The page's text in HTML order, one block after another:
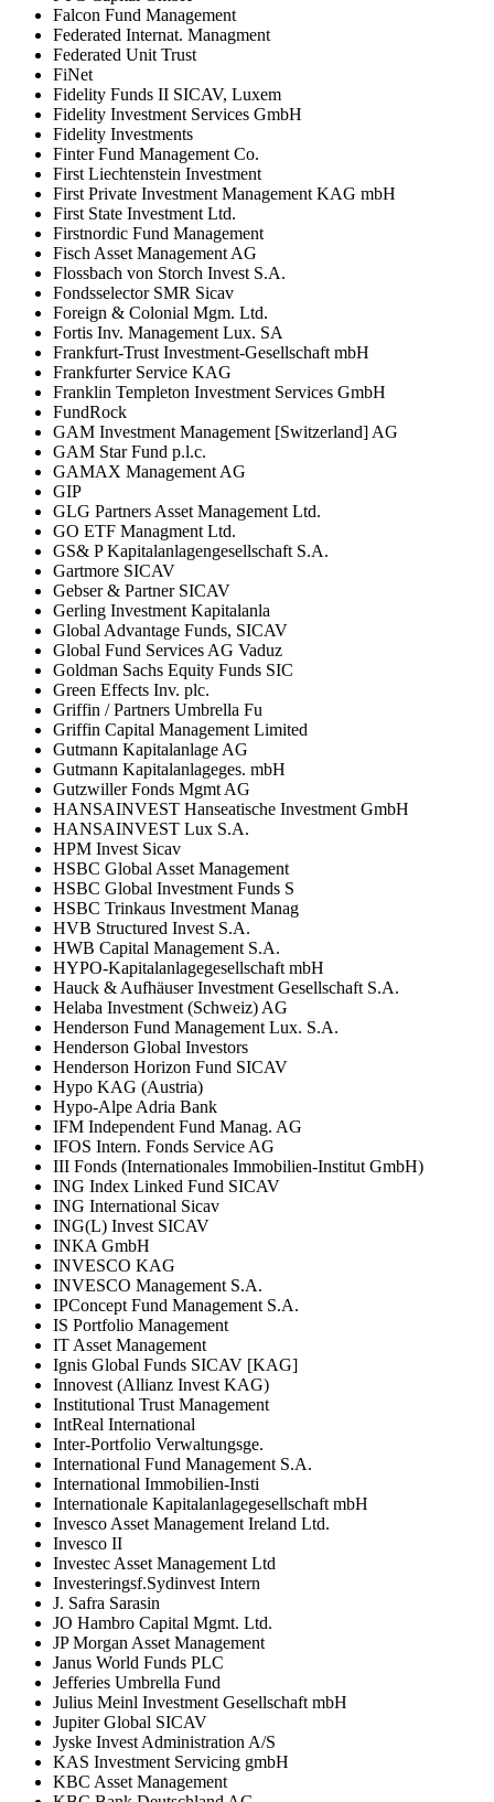
Falcon Fund Management
Federated Internat. Managment
Federated Unit Trust
FiNet
Fidelity Funds II SICAV, Luxem
Fidelity Investment Services GmbH
Fidelity Investments
Finter Fund Management Co.
First Liechtenstein Investment
First Private Investment Management KAG mbH
First State Investment Ltd.
Firstnordic Fund Management
Fisch Asset Management AG
Flossbach von Storch Invest S.A.
Fondsselector SMR Sicav
Foreign & Colonial Mgm. Ltd.
Fortis Inv. Management Lux. SA
Frankfurt-Trust Investment-Gesellschaft mbH
Frankfurter Service KAG
Franklin Templeton Investment Services GmbH
FundRock
GAM Investment Management [Switzerland] AG
GAM Star Fund p.l.c.
GAMAX Management AG
GIP
GLG Partners Asset Management Ltd.
GO ETF Managment Ltd.
GS& P Kapitalanlagengesellschaft S.A.
Gartmore SICAV
Gebser & Partner SICAV
Gerling Investment Kapitalanla
Global Advantage Funds, SICAV
Global Fund Services AG Vaduz
Goldman Sachs Equity Funds SIC
Green Effects Inv. plc.
Griffin / Partners Umbrella Fu
Griffin Capital Management Limited
Gutmann Kapitalanlage AG
Gutmann Kapitalanlageges. mbH
Gutzwiller Fonds Mgmt AG
HANSAINVEST Hanseatische Investment GmbH
HANSAINVEST Lux S.A.
HPM Invest Sicav
HSBC Global Asset Management
HSBC Global Investment Funds S
HSBC Trinkaus Investment Manag
HVB Structured Invest S.A.
HWB Capital Management S.A.
HYPO-Kapitalanlagegesellschaft mbH
Hauck & Aufhäuser Investment Gesellschaft S.A.
Helaba Investment (Schweiz) AG
Henderson Fund Management Lux. S.A.
Henderson Global Investors
Henderson Horizon Fund SICAV
Hypo KAG (Austria)
Hypo-Alpe Adria Bank
IFM Independent Fund Manag. AG
IFOS Intern. Fonds Service AG
III Fonds (Internationales Immobilien-Institut GmbH)
ING Index Linked Fund SICAV
ING International Sicav
ING(L) Invest SICAV
INKA GmbH
INVESCO KAG
INVESCO Management S.A.
IPConcept Fund Management S.A.
IS Portfolio Management
IT Asset Management
Ignis Global Funds SICAV [KAG]
Innovest (Allianz Invest KAG)
Institutional Trust Management
IntReal International
Inter-Portfolio Verwaltungsge.
International Fund Management S.A.
International Immobilien-Insti
Internationale Kapitalanlagegesellschaft mbH
Invesco Asset Management Ireland Ltd.
Invesco II
Investec Asset Management Ltd
Investeringsf.Sydinvest Intern
J. Safra Sarasin
JO Hambro Capital Mgmt. Ltd.
JP Morgan Asset Management
Janus World Funds PLC
Jefferies Umbrella Fund
Julius Meinl Investment Gesellschaft mbH
Jupiter Global SICAV
Jyske Invest Administration A/S
KAS Investment Servicing gmbH
KBC Asset Management